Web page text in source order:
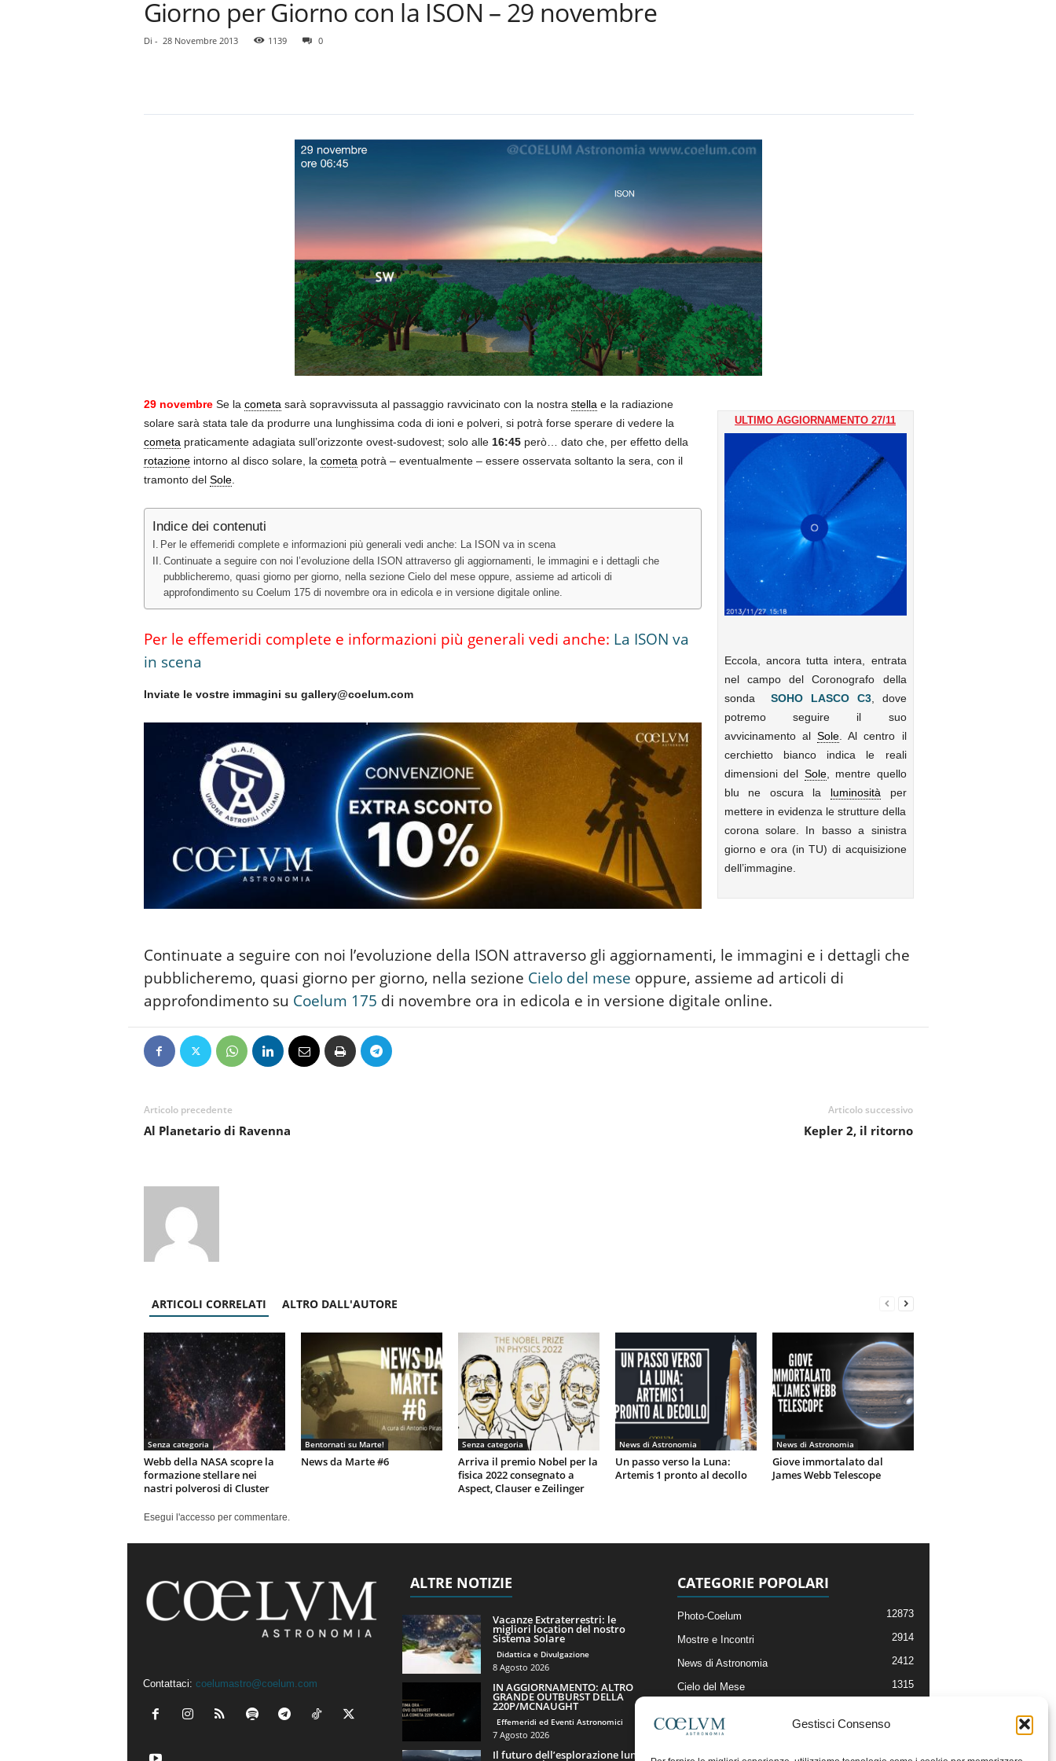
Gestisci Consenso
Giorno per Giorno con la ISON – 29 novembre
Di - 28 Novembre 2013 1139 0
ULTIMO AGGIORNAMENTO 27/11
Eccola, ancora tutta intera, entrata
nel campo del Coronografo della
sonda SOHO LASCO C3, dove
potremo seguire il suo
avvicinamento al Sole. Al centro il
cerchietto bianco indica le reali
dimensioni del Sole, mentre quello
blu ne oscura la luminosità per
mettere in evidenza le strutture della
corona solare. In basso a sinistra
giorno e ora (in TU) di acquisizione
dell’immagine.
29 novembreSe la cometa sarà sopravvissuta al passaggio ravvicinato con la nostra stella e la radiazione
solare sarà stata tale da produrre una lunghissima coda di ioni e polveri, si potrà forse sperare di vedere la
cometa praticamente adagiata sull’orizzonte ovest-sudovest; solo alle 16:45 però… dato che, per effetto della
rotazioneintorno al disco solare, la cometa potrà – eventualmente – essere osservata soltanto la sera, con il
tramonto del Sole.
Indice dei contenuti
Per le effemeridi complete e informazioni più generali vedi anche: La ISON va in scena
Continuate a seguire con noi l’evoluzione della ISON attraverso gli aggiornamenti, le immagini e i dettagli che
pubblicheremo, quasi giorno per giorno, nella sezione Cielo del mese oppure, assieme ad articoli di
approfondimento su Coelum 175 di novembre ora in edicola e in versione digitale online.
Per le effemeridi complete e informazioni più generali vedi anche: La ISON va
in scena
Inviate le vostre immagini su gallery@coelum.com
Continuate a seguire con noi l’evoluzione della ISON attraverso gli aggiornamenti, le immagini e i dettagli che
pubblicheremo, quasi giorno per giorno, nella sezione Cielo del mese oppure, assieme ad articoli di
approfondimento su Coelum 175 di novembre ora in edicola e in versione digitale online.
Articolo precedente
Al Planetario di Ravenna
Articolo successivo
Kepler 2, il ritorno
ARTICOLI CORRELATI ALTRO DALL'AUTORE
Senza categoria
Webb della NASA scopre la
formazione stellare nei
nastri polverosi di Cluster
Bentornati su Marte!
News da Marte #6
Senza categoria
Arriva il premio Nobel per la
fisica 2022 consegnato a
Aspect, Clauser e Zeilinger
News di Astronomia
Un passo verso la Luna:
Artemis 1 pronto al decollo
News di Astronomia
Giove immortalato dal
James Webb Telescope
Esegui l'accesso per commentare.
Contattaci: coelumastro@coelum.com
ALTRE NOTIZIE
Vacanze Extraterrestri: le
migliori location del nostro
Sistema Solare
Didattica e Divulgazione
8 Agosto 2026
IN AGGIORNAMENTO: ALTRO
GRANDE OUTBURST DELLA
220P/MCNAUGHT
Effemeridi ed Eventi Astronomici
7 Agosto 2026
Il futuro dell’esplorazione lunare
CATEGORIE POPOLARI
Photo-Coelum 12873
Mostre e Incontri 2914
News di Astronomia 2412
Cielo del Mese 1315
Articoli e Risorse On-Line
Il Blog della Redazione